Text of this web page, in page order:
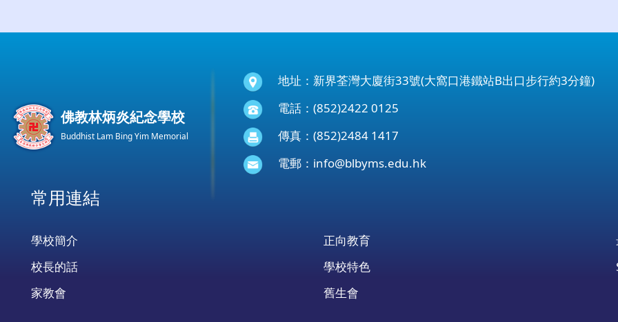
佛教林炳炎紀念學校
Buddhist Lam Bing Yim Memorial
地址：新界荃灣大廈街33號(大窩口港鐵站B出口步行約3分鐘)
電話：(852)2422 0125
傳真：(852)2484 1417
電郵： info@blbyms.edu.hk
常用連結
學校簡介 正向教育
校長的話
學校特色
家教會
舊生會